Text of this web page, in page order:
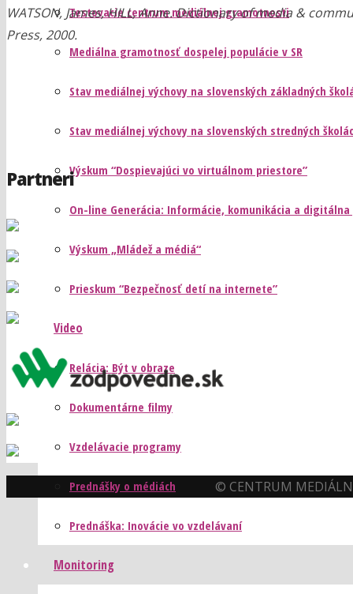
Testovacie centrum mediálnej gramotnosti
Mediálna gramotnosť dospelej populácie v SR
Stav mediálnej výchovy na slovenských základných
Stav mediálnej výchovy na slovenských stredných
Výskum “Dospievajúci vo virtuálnom priestore”
On-line Generácia: Informácie, komunikácia a
Výskum „Mládež a médiá“
Prieskum “Bezpečnosť detí na internete”
Video
Relácia: Být v obraze
Dokumentárne filmy
Vzdelávacie programy
Prednášky o médiách
Prednáška: Inovácie vo vzdelávaní
Monitoring
WATSON, James, HILL, Anne. Dictionary of media &
Press, 2000.
Partneri
© CENTRUM